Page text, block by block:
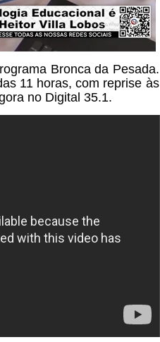
Bronca da Pesada.
11 horas, com reprise às
no Digital 35.1.